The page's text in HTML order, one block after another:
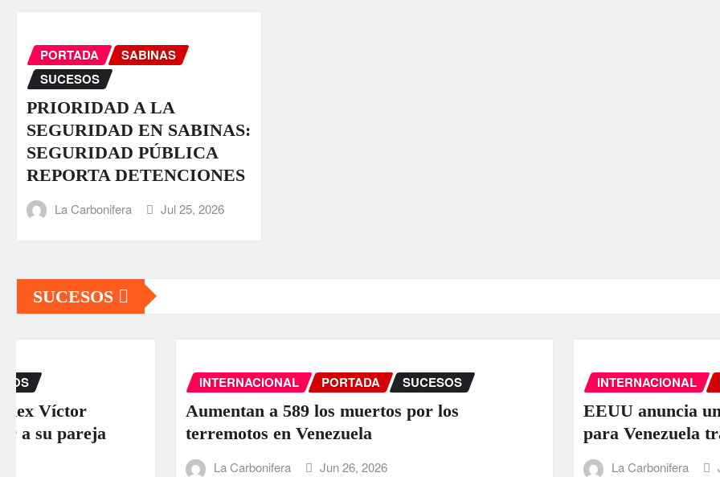
PORTADA
SABINAS
SUCESOS
PRIORIDAD A LA
SEGURIDAD EN SABINAS:
SEGURIDAD PÚBLICA
REPORTA DETENCIONES
La Carbonifera Jul 25, 2026
SUCESOS
INTERNACIONAL PORTADA SUCESOS
Aumentan a 589 los muertos por los
terremotos en Venezuela
Jun 26, 2026
INTERNACIONAL PORTADA SUCESOS
EEUU anuncia una ayuda de 130
para Venezuela tras el doble terremoto
Jun 25, 2026